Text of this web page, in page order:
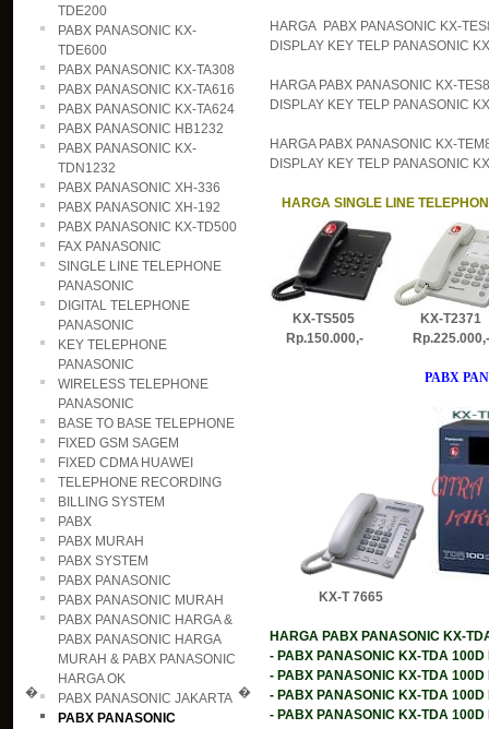
�
TDE200
PABX PANASONIC KX-
TDE600
PABX PANASONIC KX-TA308
PABX PANASONIC KX-TA616
PABX PANASONIC KX-TA624
PABX PANASONIC HB1232
PABX PANASONIC KX-
TDN1232
PABX PANASONIC XH-336
PABX PANASONIC XH-192
PABX PANASONIC KX-TD500
FAX PANASONIC
SINGLE LINE TELEPHONE
PANASONIC
DIGITAL TELEPHONE
PANASONIC
KEY TELEPHONE
PANASONIC
WIRELESS TELEPHONE
PANASONIC
BASE TO BASE TELEPHONE
FIXED GSM SAGEM
FIXED CDMA HUAWEI
TELEPHONE RECORDING
BILLING SYSTEM
PABX
PABX MURAH
PABX SYSTEM
PABX PANASONIC
PABX PANASONIC MURAH
PABX PANASONIC HARGA &
PABX PANASONIC HARGA
MURAH & PABX PANASONIC
HARGA OK
PABX PANASONIC JAKARTA
PABX PANASONIC
�
HARGA PABX PANASONIC KX-
DISPLAY KEY TELP PANASONIC
HARGA PABX PANASONIC KX-
DISPLAY KEY TELP PANASONIC
HARGA PABX PANASONIC KX-
DISPLAY KEY TELP PANASONIC
HARGA SINGLE LINE
KX-TS505 KX-
Rp.150.000,-
PABX
KX-T 7665
HARGA PABX PANASONIC KX-
- PABX PANASONIC KX-TDA
- PABX PANASONIC KX-TDA
- PABX PANASONIC KX-TDA
- PABX PANASONIC KX-TDA